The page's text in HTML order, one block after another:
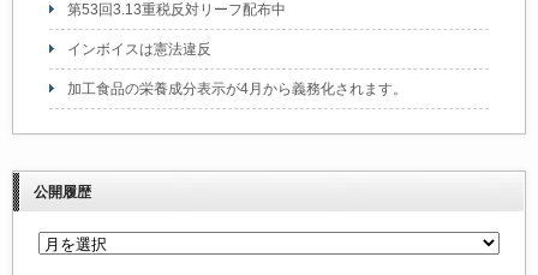
第53回3.13重税反対リーフ配布中
インボイスは憲法違反
加工食品の栄養成分表示が4月から義務化されます。
公開履歴